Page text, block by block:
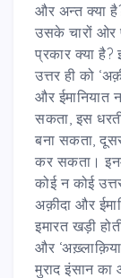
और अन्त क्या
उसके चारों ओर
प्रकार क्या
उत्तर ही को
और ईमानियात
सकता, इस
बना सकता,
कर सकता।
कोई न कोई
अक़ीदा और
इमारत खड़ी
और
मुराद इंसान